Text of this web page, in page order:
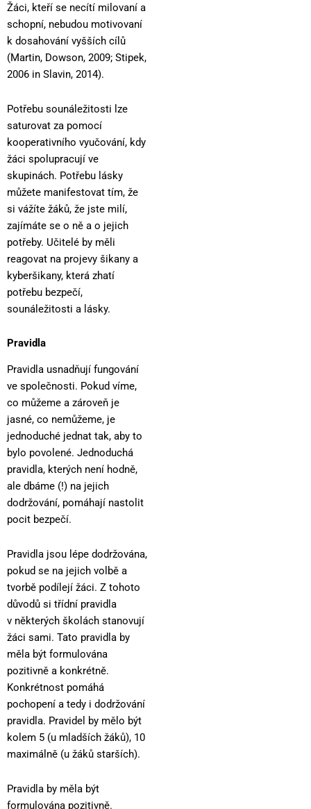
Žáci, kteří se necítí milovaní a
schopní, nebudou motivovaní
k dosahování vyšších cílů
(Martin, Dowson, 2009; Stipek,
2006 in Slavin, 2014).
Potřebu sounáležitosti lze
saturovat za pomocí
kooperativního vyučování, kdy
žáci spolupracují ve
skupinách. Potřebu lásky
můžete manifestovat tím, že
si vážíte žáků, že jste milí,
zajímáte se o ně a o jejich
potřeby. Učitelé by měli
reagovat na projevy šikany a
kyberšikany, která zhatí
potřebu bezpečí,
sounáležitosti a lásky.
Pravidla
Pravidla usnadňují fungování
ve společnosti. Pokud víme,
co můžeme a zároveň je
jasné, co nemůžeme, je
jednoduché jednat tak, aby to
bylo povolené. Jednoduchá
pravidla, kterých není hodně,
ale dbáme (!) na jejich
dodržování, pomáhají nastolit
pocit bezpečí.
Pravidla jsou lépe dodržována,
pokud se na jejich volbě a
tvorbě podílejí žáci. Z tohoto
důvodů si třídní pravidla
v některých školách stanovují
žáci sami. Tato pravidla by
měla být formulována
pozitivně a konkrétně.
Konkrétnost pomáhá
pochopení a tedy i dodržování
pravidla. Pravidel by mělo být
kolem 5 (u mladších žáků), 10
maximálně (u žáků starších).
Pravidla by měla být
formulována pozitivně.